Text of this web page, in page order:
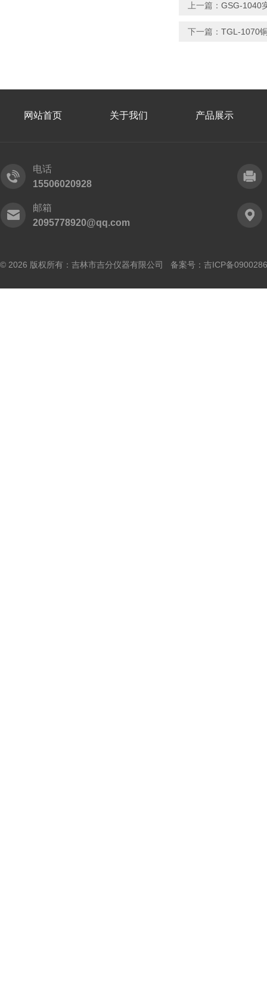
上一篇： GSG-1040
下一篇： TGL-1070
网站首页 关于我们 产品展示
电话
15506020928
邮箱
2095778920@qq.com
© 2026 版权所有：吉林市吉分仪器有限公司 备案号： 吉ICP备